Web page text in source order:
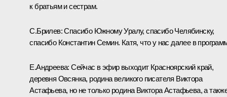
к братьям и сестрам.
С.Брилев: Спасибо Южному Уралу, спасибо Челябинску,
спасибо Константин Семин. Катя, что у нас далее в
Е.Андреева: Сейчас в эфир выходит Красноярский край,
деревня Овсянка, родина великого писателя Виктора
Астафьева, но не только родина Виктора Астафьева, а